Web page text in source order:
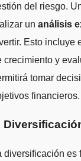
del riesgo.
un análisis
Esto incluye
crecimiento y
tomar
financieros.
diversificación es